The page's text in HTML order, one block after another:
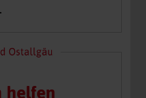
helfen